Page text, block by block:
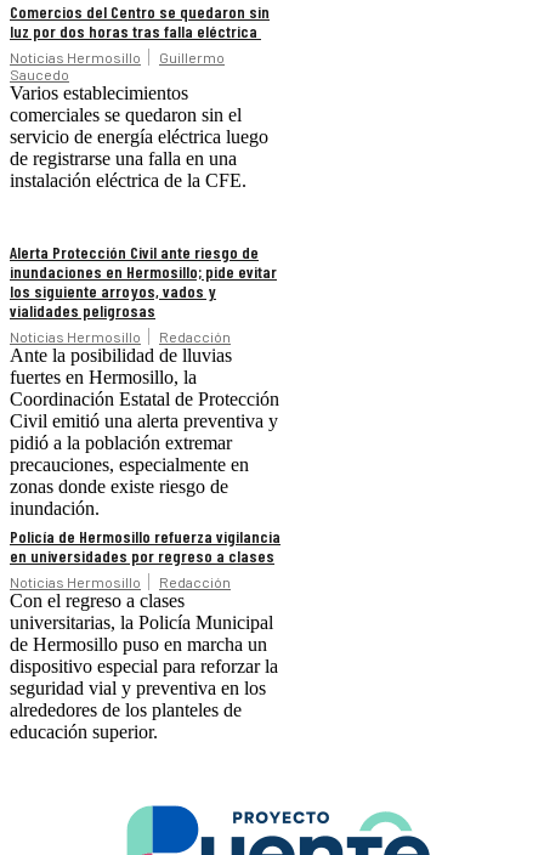
Comercios del Centro se quedaron sin
luz por dos horas tras falla eléctrica
Noticias Hermosillo
Guillermo
Saucedo
Varios establecimientos
comerciales se quedaron sin el
servicio de energía eléctrica luego
de registrarse una falla en una
instalación eléctrica de la CFE.
Alerta Protección Civil ante riesgo de
inundaciones en Hermosillo; pide evitar
los siguiente arroyos, vados y
vialidades peligrosas
Noticias Hermosillo Redacción
Ante la posibilidad de lluvias
fuertes en Hermosillo, la
Coordinación Estatal de Protección
Civil emitió una alerta preventiva y
pidió a la población extremar
precauciones, especialmente en
zonas donde existe riesgo de
inundación.
Policía de Hermosillo refuerza vigilancia
en universidades por regreso a clases
Noticias Hermosillo Redacción
Con el regreso a clases
universitarias, la Policía Municipal
de Hermosillo puso en marcha un
dispositivo especial para reforzar la
seguridad vial y preventiva en los
alrededores de los planteles de
educación superior.